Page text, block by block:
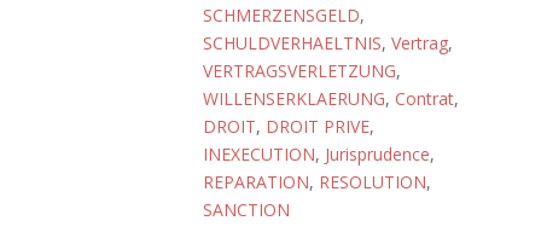
SCHMERZENSGELD,
SCHULDVERHAELTNIS, Vertrag,
VERTRAGSVERLETZUNG,
WILLENSERKLAERUNG, Contrat,
DROIT, DROIT PRIVE,
INEXECUTION, Jurisprudence,
REPARATION, RESOLUTION,
SANCTION